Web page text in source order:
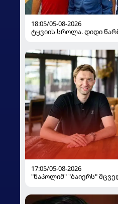
18:05/05-08-2026
ტყვიის სროლა. დიდი
17:05/05-08-2026
"ნაპოლიმ" "ბაიერს"